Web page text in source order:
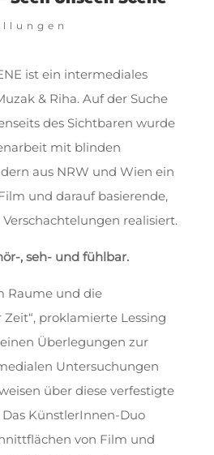
ist ein intermediales
& Riha. Auf der Suche
des Sichtbaren wurde
mit blinden
aus NRW und Wien ein
und darauf basierende,
realisiert.
, seh- und fühlbar.
Raume und die
proklamierte Lessing
Überlegungen zur
Untersuchungen
über diese verfestigte
KünstlerInnen-Duo
von Film und